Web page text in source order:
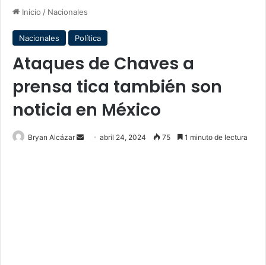
Inicio / Nacionales
Nacionales Política
Ataques de Chaves a
prensa tica también son
noticia en México
Bryan Alcázar
Sendabril 24, 2024 75 1 minuto de lectura